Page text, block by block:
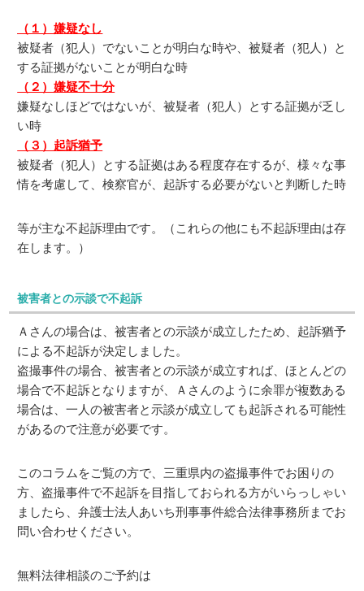
（１）嫌疑なし
被疑者（犯人）でないことが明白な時や、被疑者（犯人）と
する証拠がないことが明白な時
（２）嫌疑不十分
嫌疑なしほどではないが、被疑者（犯人）とする証拠が乏し
い時
（３）起訴猶予
被疑者（犯人）とする証拠はある程度存在するが、様々な事
情を考慮して、検察官が、起訴する必要がないと判断した時
等が主な不起訴理由です。（これらの他にも不起訴理由は存
在します。）
被害者との示談で不起訴
Ａさんの場合は、被害者との示談が成立したため、起訴猶予
による不起訴が決定しました。
盗撮事件の場合、被害者との示談が成立すれば、ほとんどの
場合で不起訴となりますが、Ａさんのように余罪が複数ある
場合は、一人の被害者と示談が成立しても起訴される可能性
があるので注意が必要です。
このコラムをご覧の方で、三重県内の盗撮事件でお困りの
方、盗撮事件で不起訴を目指しておられる方がいらっしゃい
ましたら、弁護士法人あいち刑事事件総合法律事務所までお
問い合わせください。
無料法律相談のご予約は